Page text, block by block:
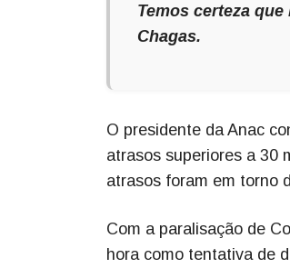
Temos certeza
Chagas.
O presidente da Anac
atrasos superiores a 30
atrasos foram em torno
Com a paralisação de
hora como tentativa de